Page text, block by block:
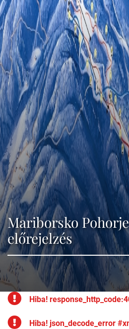
Mariborsko
előrejelzés
Hiba!
Hiba! json_decode_error